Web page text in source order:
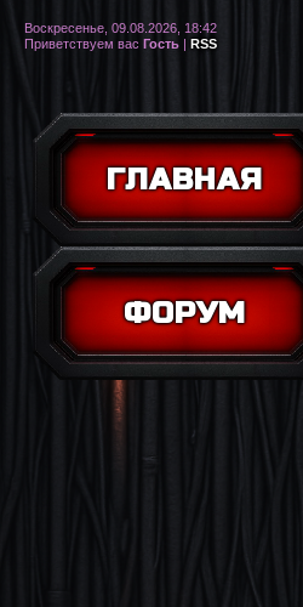
ГЛАВНАЯ
ФОРУМ
Воскресенье, 09.08.2026, 18:42
Приветствуем вас Гость | RSS